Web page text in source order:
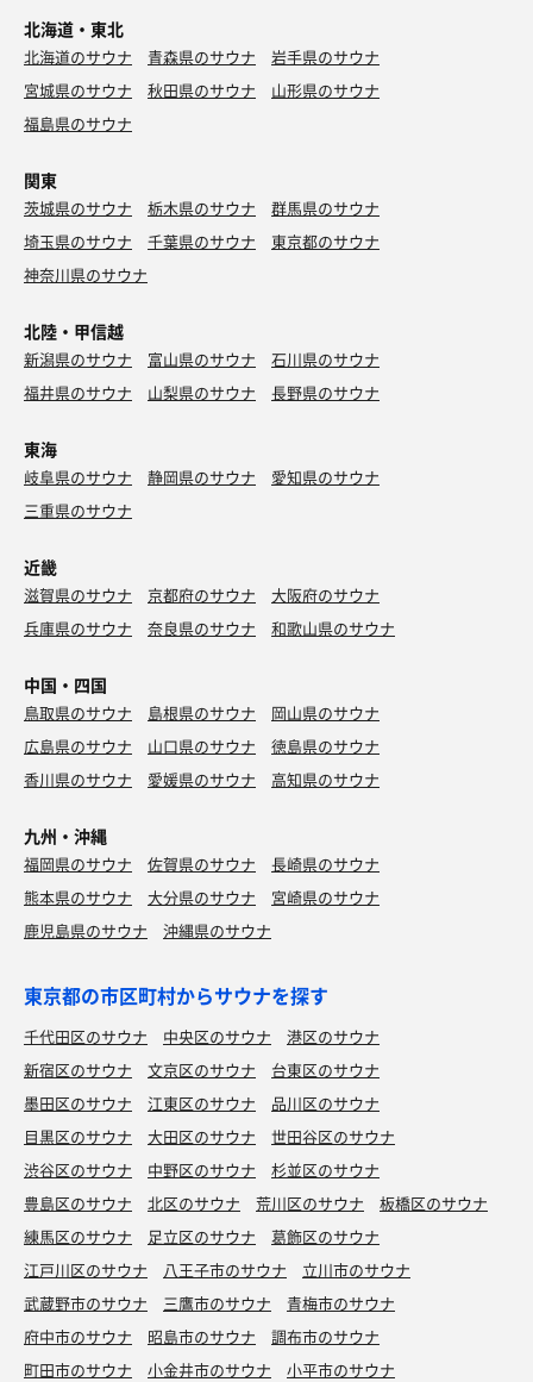
北海道・東北
北海道のサウナ 青森県のサウナ
岩手県のサウナ
宮城県のサウナ
秋田県のサウナ
山形県のサウナ
福島県のサウナ
関東
茨城県のサウナ 栃木県のサウナ
群馬県のサウナ
埼玉県のサウナ
千葉県のサウナ
東京都のサウナ
神奈川県のサウナ
北陸・甲信越
新潟県のサウナ 富山県のサウナ
石川県のサウナ
福井県のサウナ
山梨県のサウナ 長野県のサウナ
東海
岐阜県のサウナ 静岡県のサウナ
愛知県のサウナ
三重県のサウナ
近畿
滋賀県のサウナ 京都府のサウナ
大阪府のサウナ
兵庫県のサウナ
奈良県のサウナ 和歌山県のサウナ
中国・四国
鳥取県のサウナ 島根県のサウナ
岡山県のサウナ
広島県のサウナ
山口県のサウナ
徳島県のサウナ
香川県のサウナ
愛媛県のサウナ 高知県のサウナ
九州・沖縄
福岡県のサウナ 佐賀県のサウナ
長崎県のサウナ
熊本県のサウナ
大分県のサウナ
宮崎県のサウナ
鹿児島県のサウナ
沖縄県のサウナ
東京都の市区町村からサウナを探す
千代田区のサウナ 中央区のサウナ
港区のサウナ
新宿区のサウナ
文京区のサウナ
台東区のサウナ
墨田区のサウナ
江東区のサウナ
品川区のサウナ
目黒区のサウナ
大田区のサウナ
世田谷区のサウナ
渋谷区のサウナ
中野区のサウナ
杉並区のサウナ
豊島区のサウナ
北区のサウナ 荒川区のサウナ
板橋区のサウナ
練馬区のサウナ
足立区のサウナ
葛飾区のサウナ
江戸川区のサウナ
八王子市のサウナ
立川市のサウナ
武蔵野市のサウナ
三鷹市のサウナ
青梅市のサウナ
府中市のサウナ
昭島市のサウナ
調布市のサウナ
町田市のサウナ
小金井市のサウナ
小平市のサウナ